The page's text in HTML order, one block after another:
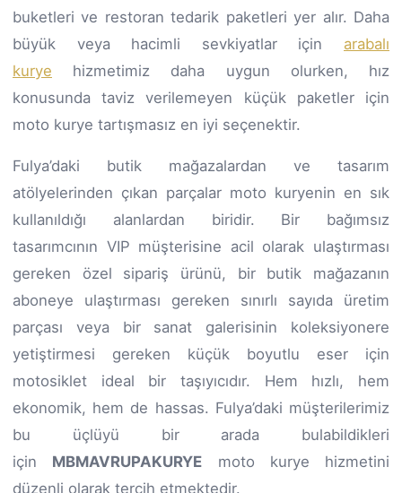
buketleri ve restoran tedarik paketleri yer alır. Daha
büyük veya hacimli sevkiyatlar için arabalı
kurye hizmetimiz daha uygun olurken, hız
konusunda taviz verilemeyen küçük paketler için
moto kurye tartışmasız en iyi seçenektir.
Fulya’daki butik mağazalardan ve tasarım
atölyelerinden çıkan parçalar moto kuryenin en sık
kullanıldığı alanlardan biridir. Bir bağımsız
tasarımcının VIP müşterisine acil olarak ulaştırması
gereken özel sipariş ürünü, bir butik mağazanın
aboneye ulaştırması gereken sınırlı sayıda üretim
parçası veya bir sanat galerisinin koleksiyonere
yetiştirmesi gereken küçük boyutlu eser için
motosiklet ideal bir taşıyıcıdır. Hem hızlı, hem
ekonomik, hem de hassas. Fulya’daki müşterilerimiz
bu üçlüyü bir arada bulabildikleri
için MBMAVRUPAKURYE moto kurye hizmetini
düzenli olarak tercih etmektedir.